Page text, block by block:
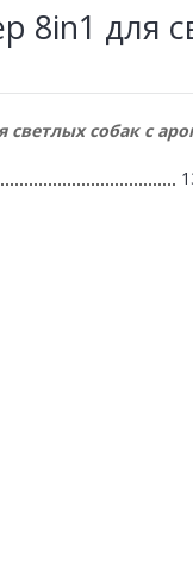
8in1 для
собак с